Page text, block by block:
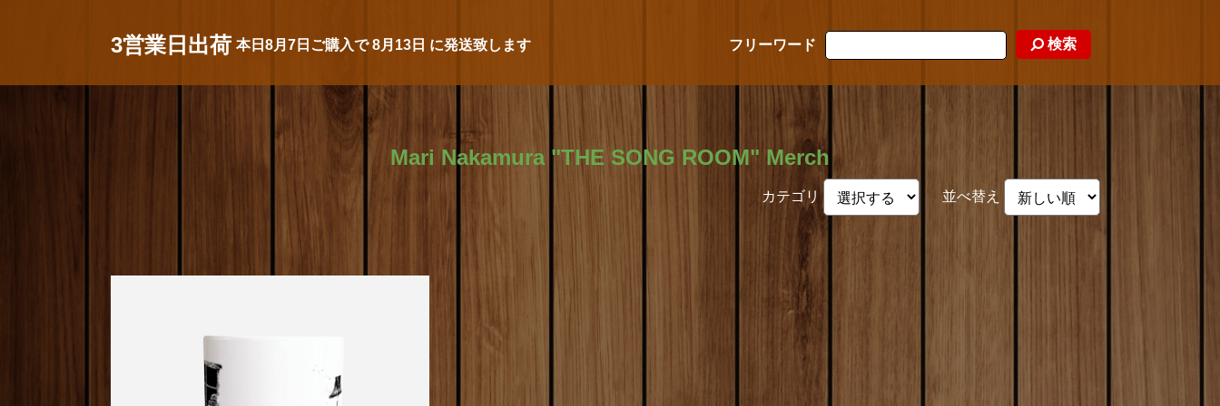
3営業日出荷 本日 8月7日 ご購入で8月13日 に発送致します フリーワード 検索
Mari Nakamura "THE SONG ROOM" Merch
カテゴリ 並べ替え